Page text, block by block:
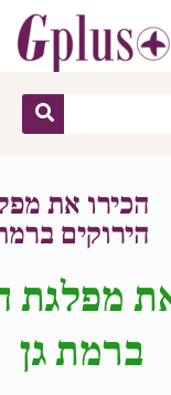
הכירו את
הירוקים
מפלגת
ברמת גן